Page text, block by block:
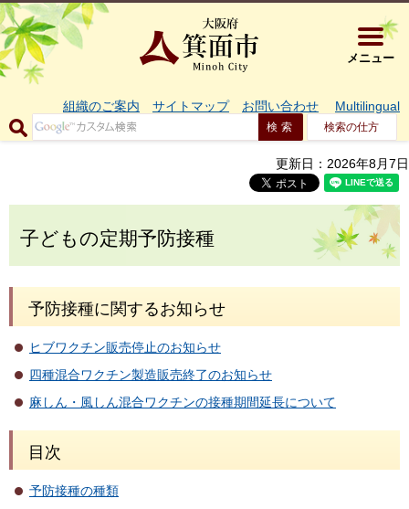
大阪府箕
メニュー
組織のご案内 サイトマップ お問い合わせ Multilingual
検索の仕方
更新日：2026年8月7日
子どもの定期予防接種
予防接種に関するお知らせ
ヒブワクチン販売停止のお知らせ
四種混合ワクチン製造販売終了のお知らせ
麻しん・風しん混合ワクチンの接種期間延長について
目次
予防接種の種類